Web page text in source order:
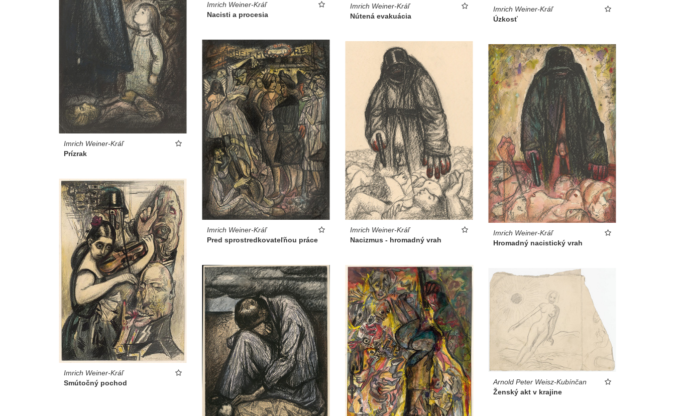
Imrich Weiner-Kráľ
Nacisti a procesia
Imrich Weiner-Kráľ
Nútená evakuácia
Imrich Weiner-Kráľ
Úzkosť
Imrich Weiner-Kráľ
Prízrak
Imrich Weiner-Kráľ
Pred sprostredkovateľňou práce
Imrich Weiner-Kráľ
Nacizmus - hromadný vrah
Imrich Weiner-Kráľ
Hromadný nacistický vrah
Imrich Weiner-Kráľ
Smútočný pochod
Arnold Peter Weisz-Kubínčan
Ženský akt v krajine